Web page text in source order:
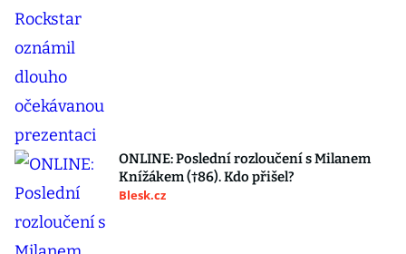
ONLINE: Poslední rozloučení s Milanem
Knížákem (†86). Kdo přišel?
Blesk.cz